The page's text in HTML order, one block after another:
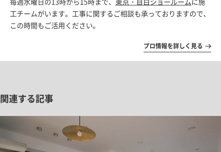
工チームがいます。工事に関するご相談も承っておりますので、
この時間もご活用ください。
プロ情報を詳しく見る
関連する記事